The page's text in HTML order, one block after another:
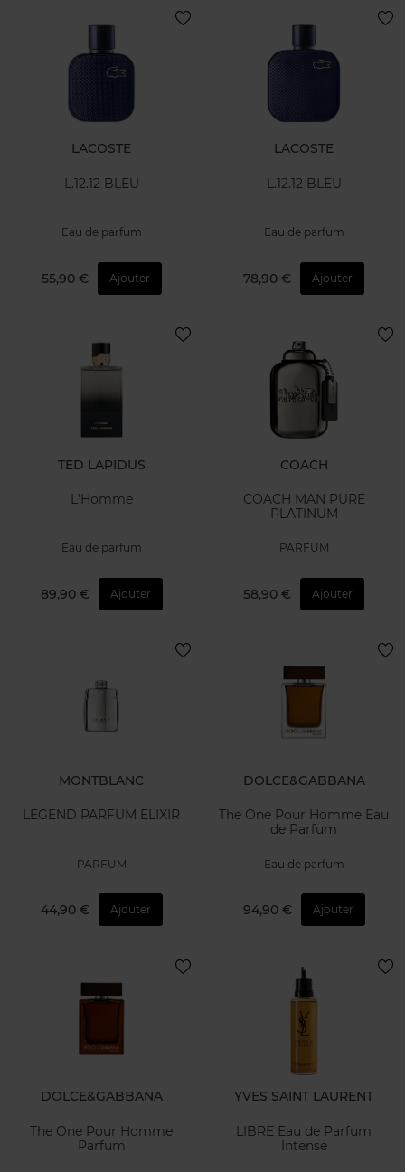
LACOSTE
L.12.12 BLEU
Eau de parfum
55,90 € Ajouter
LACOSTE
L.12.12 BLEU
Eau de parfum
78,90 € Ajouter
TED LAPIDUS
L'Homme
Eau de parfum
89,90 € Ajouter
COACH
COACH MAN PURE
PLATINUM
PARFUM
58,90 € Ajouter
MONTBLANC
LEGEND PARFUM ELIXIR
PARFUM
44,90 € Ajouter
DOLCE&GABBANA
The One Pour Homme Eau
de Parfum
Eau de parfum
94,90 € Ajouter
DOLCE&GABBANA
The One Pour Homme
Parfum
YVES SAINT LAURENT
LIBRE Eau de Parfum
Intense